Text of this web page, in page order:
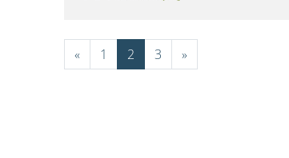
« 1 2 3 »